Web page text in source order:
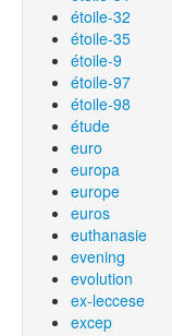
étoile-32
étoile-35
étoile-9
étoile-97
étoile-98
étude
euro
europa
europe
euros
euthanasie
evening
evolution
ex-leccese
excep